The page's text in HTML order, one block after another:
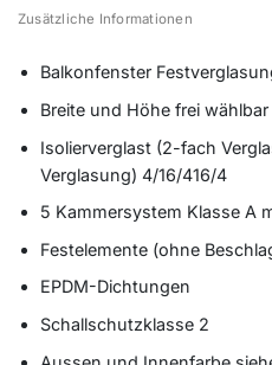
Zusätzliche Informationen
Balkonfenster
Breite und Höhe frei wählbar
Isolierverglast (2-fach
Verglasung) 4/16/416/4
5 Kammersystem Klasse A
Festelemente (ohne
EPDM-Dichtungen
Schallschutzklasse 2